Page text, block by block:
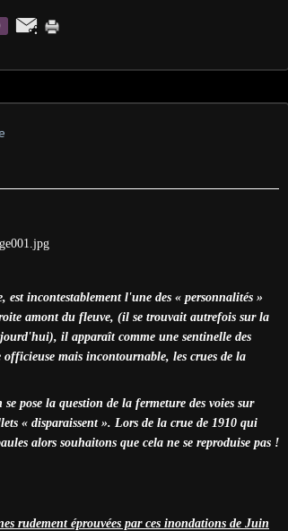
incontestablement l'une des « personnalités »
amont du fleuve, (il se trouvait autrefois sur la
il apparaît comme une sentinelle des
mais incontournable, les crues de la
pose la question de la fermeture des voies sur
« disparaissent ». Lors de la crue de 1910 qui
alors souhaitons que cela ne se reproduise pas !
rudement éprouvées par ces inondations de Juin